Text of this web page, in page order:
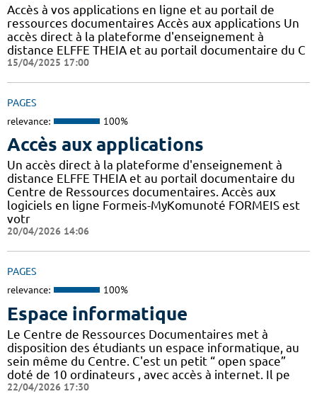
Accès à vos applications en ligne et au portail de
ressources documentaires Accès aux applications Un
accès direct à la plateforme d'enseignement à
distance ELFFE THEIA et au portail documentaire du C
15/04/2025 17:00
PAGES
relevance: 100%
Accès aux applications
Un accès direct à la plateforme d'enseignement à
distance ELFFE THEIA et au portail documentaire du
Centre de Ressources documentaires. Accès aux
logiciels en ligne Formeis-MyKomunoté FORMEIS est
votr
20/04/2026 14:06
PAGES
relevance: 100%
Espace informatique
Le Centre de Ressources Documentaires met à
disposition des étudiants un espace informatique, au
sein même du Centre. C'est un petit “ open space”
doté de 10 ordinateurs , avec accès à internet. Il pe
22/04/2026 17:30